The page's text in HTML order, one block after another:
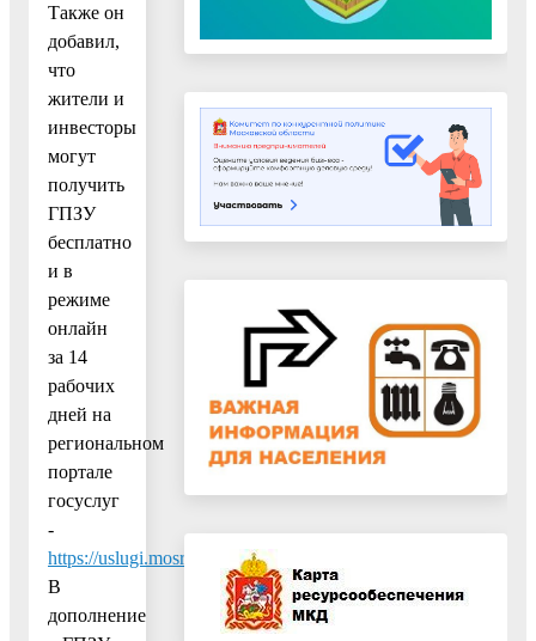
Также он
добавил,
что
жители и
инвесторы
могут
получить
ГПЗУ
бесплатно
и в
режиме
онлайн
за 14
рабочих
дней на
региональном
портале
госуслуг
-
https://uslugi.mosreg.ru/services/6909
В
дополнение